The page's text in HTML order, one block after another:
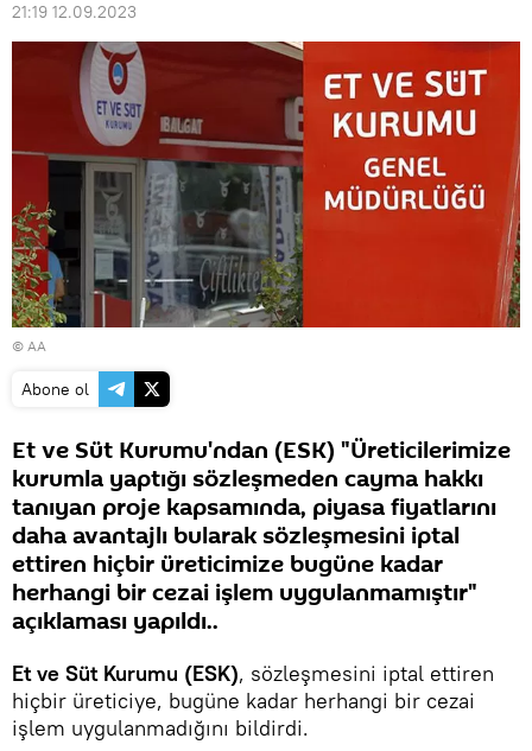
21:19 12.09.2023
© AA
Abone ol
Et ve Süt Kurumu'ndan (ESK) "Üreticilerimize
kurumla yaptığı sözleşmeden cayma hakkı
tanıyan proje kapsamında, piyasa fiyatlarını
daha avantajlı bularak sözleşmesini iptal
ettiren hiçbir üreticimize bugüne kadar
herhangi bir cezai işlem uygulanmamıştır"
açıklaması yapıldı..
Et ve Süt Kurumu (ESK), sözleşmesini iptal ettiren
hiçbir üreticiye, bugüne kadar herhangi bir cezai
işlem uygulanmadığını bildirdi.